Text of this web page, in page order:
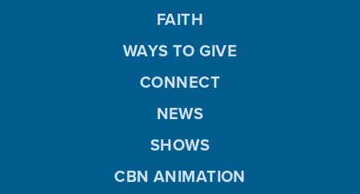
FAITH
WAYS TO GIVE
CONNECT
NEWS
SHOWS
CBN ANIMATION